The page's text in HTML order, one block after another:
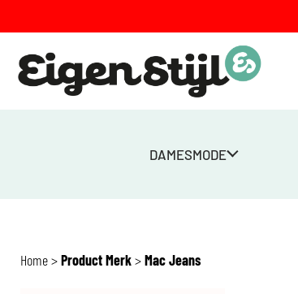
DAMESMODE
Home>Product Merk>Mac Jeans